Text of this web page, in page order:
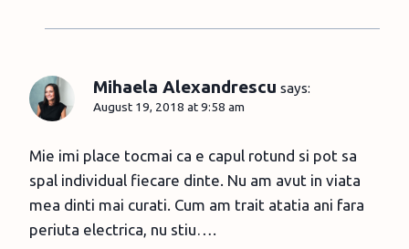
Mihaela Alexandrescu says:
August 19, 2018 at 9:58 am
Mie imi place tocmai ca e capul rotund si pot sa
spal individual fiecare dinte. Nu am avut in viata
mea dinti mai curati. Cum am trait atatia ani fara
periuta electrica, nu stiu….